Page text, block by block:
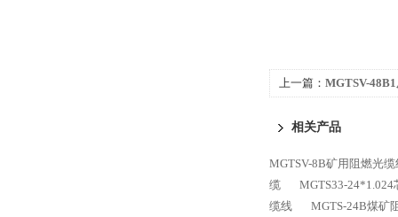
上一篇： MGTSV-
相关产品
MGTSV-8B矿用阻燃光
缆
MGTS33-
缆线
MGTS-24B煤矿